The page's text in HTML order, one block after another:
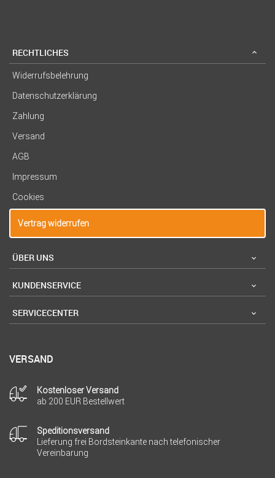
RECHTLICHES
Widerrufsbelehrung
Datenschutzerklärung
Zahlung
Versand
AGB
Impressum
Cookies
Vertrag widerrufen
ÜBER UNS
KUNDENSERVICE
SERVICECENTER
VERSAND
Kostenloser Versand
ab 200 EUR Bestellwert
Speditionsversand
Lieferung frei Bordsteinkante nach telefonischer
Vereinbarung